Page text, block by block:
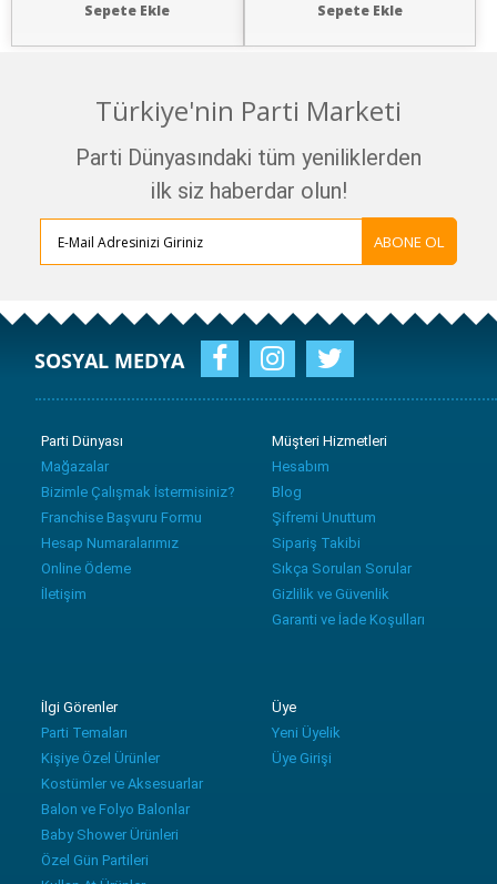
Sepete Ekle Sepete Ekle
Türkiye'nin Parti Marketi
Parti Dünyasındaki tüm yeniliklerden
ilk siz haberdar olun!
ABONE OL
SOSYAL MEDYA
Parti Dünyası
Mağazalar
Bizimle Çalışmak İstermisiniz?
Franchise Başvuru Formu
Hesap Numaralarımız
Online Ödeme
İletişim
Müşteri Hizmetleri
Hesabım
Blog
Şifremi Unuttum
Sipariş Takibi
Sıkça Sorulan Sorular
Gizlilik ve Güvenlik
Garanti ve İade Koşulları
İlgi Görenler
Parti Temaları
Kişiye Özel Ürünler
Kostümler ve Aksesuarlar
Balon ve Folyo Balonlar
Baby Shower Ürünleri
Özel Gün Partileri
Üye
Yeni Üyelik
Üye Girişi